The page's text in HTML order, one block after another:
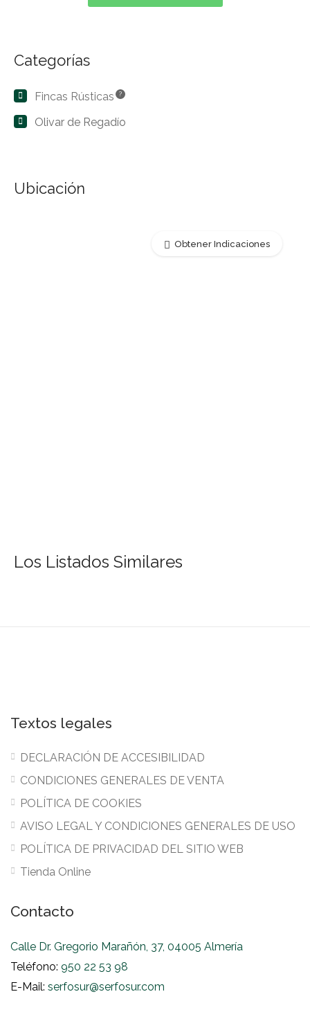
Categorías
Fincas Rústicas ?
Olivar de Regadío
Ubicación
Obtener Indicaciones
Los Listados Similares
Textos legales
DECLARACIÓN DE ACCESIBILIDAD
CONDICIONES GENERALES DE VENTA
POLÍTICA DE COOKIES
AVISO LEGAL Y CONDICIONES GENERALES DE USO
POLÍTICA DE PRIVACIDAD DEL SITIO WEB
Tienda Online
Contacto
Calle Dr. Gregorio Marañón, 37, 04005 Almería
Teléfono: 950 22 53 98
E-Mail: serfosur@serfosur.com